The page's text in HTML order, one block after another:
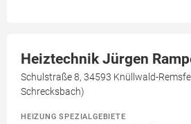
Heiztechnik Jürgen
Schulstraße 8, 34593 Knüllwald-
Schrecksbach)
HEIZUNG SPEZIALGEBIETE